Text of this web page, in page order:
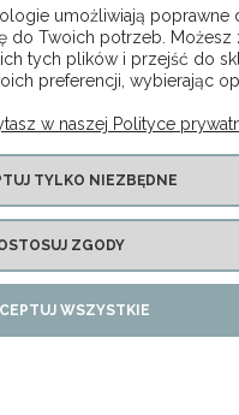
umożliwiają poprawne
do Twoich potrzeb. Możesz
tych plików i przejść do
preferencji, wybierając
w naszej Polityce
TYLKO NIEZBĘDNE
ZGODY
WSZYSTKIE